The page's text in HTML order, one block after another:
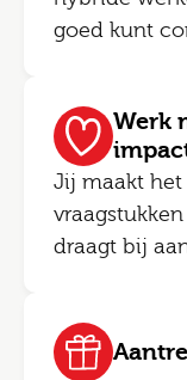
goed kunt
Werk
Jij maakt
draagt bij